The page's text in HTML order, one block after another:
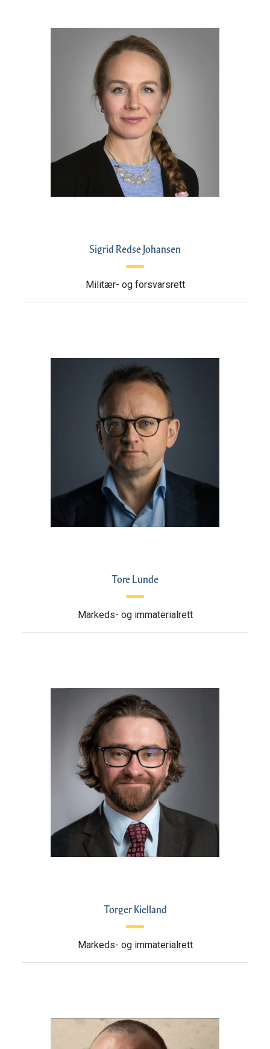
Sigrid Redse Johansen
Militær- og forsvarsrett
Tore Lunde
Markeds- og immaterialrett
Torger Kielland
Markeds- og immaterialrett